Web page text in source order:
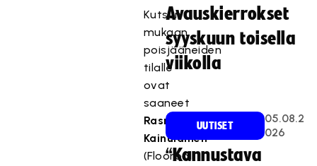
Kutsun
mukaan
poisjääneiden
tilalle
ovat
saaneet
Rasmus
Kainulainen
(Floorball
Avauskierrokset
syyskuun toisella
viikolla
UUTISET
05.08.2
026
“Kannustava